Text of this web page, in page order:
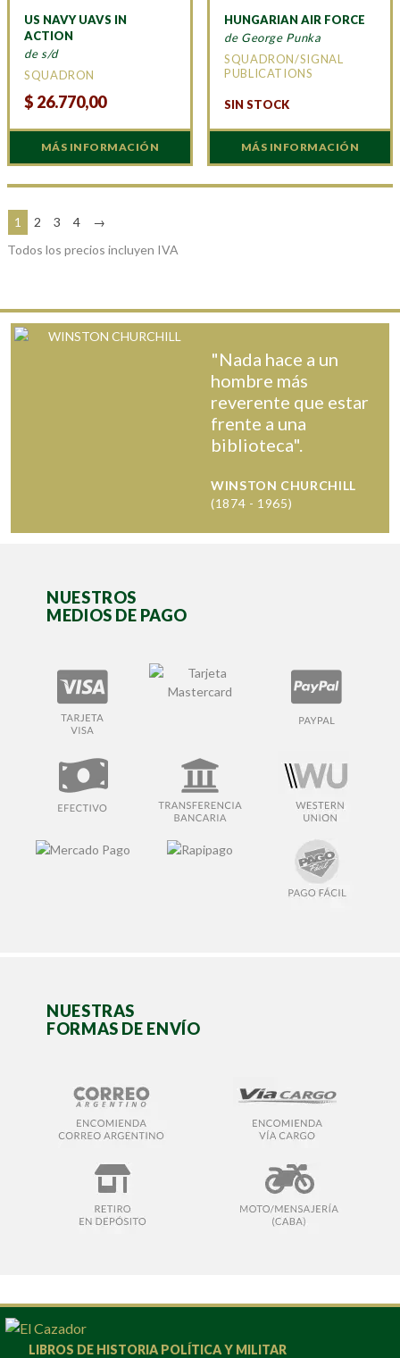
US NAVY UAVS IN
ACTION
de s/d
SQUADRON
$ 26.770,00
MÁS INFORMACIÓN
HUNGARIAN AIR FORCE
de George Punka
SQUADRON/SIGNAL
PUBLICATIONS
SIN STOCK
MÁS INFORMACIÓN
1 2 3 4
→
Todos los precios incluyen IVA
"Nada hace a un
hombre más
reverente que estar
frente a una
biblioteca".
WINSTON CHURCHILL
(1874 - 1965)
NUESTROS
MEDIOS DE PAGO
NUESTRAS
FORMAS DE ENVÍO
LIBROS DE HISTORIA POLÍTICA Y MILITAR